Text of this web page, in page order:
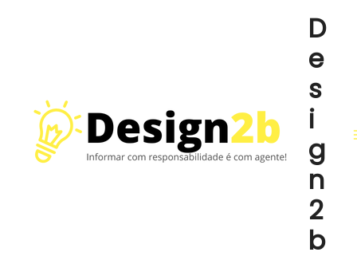
D
e
s
i
g
n
2
b